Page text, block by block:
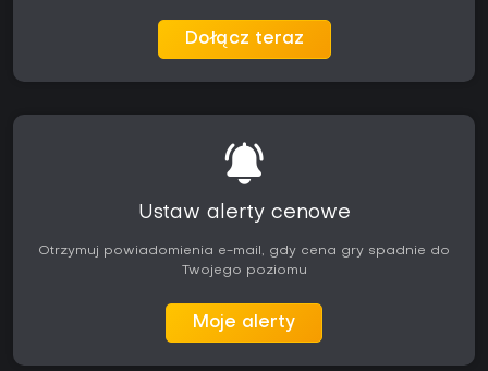
Dołącz teraz
Ustaw alerty cenowe
Otrzymuj powiadomienia e-mail, gdy cena gry spadnie do
Twojego poziomu
Moje alerty